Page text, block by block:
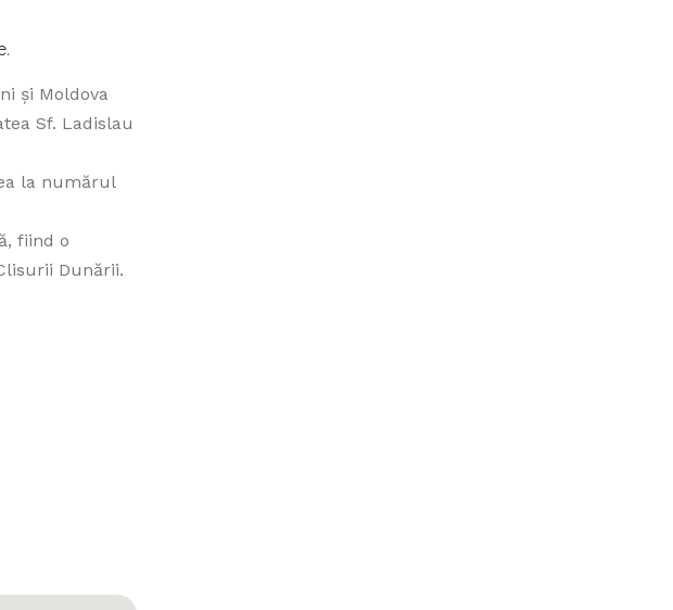
și Moldova
Sf. Ladislau
la numărul
fiind o
Dunării.